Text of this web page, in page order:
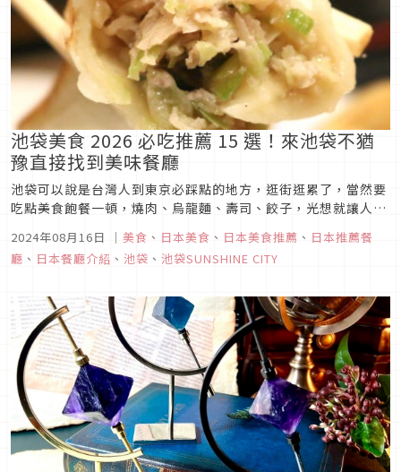
池袋美食 2026 必吃推薦 15 選！來池袋不猶
豫直接找到美味餐廳
池袋可以說是台灣人到東京必踩點的地方，逛街逛累了，當然要
吃點美食飽餐一頓，燒肉、烏龍麵、壽司、餃子，光想就讓人流
吧！
2024年08月16日 ｜ 美食 、 日本美食 、 日本美食推薦 、 日本推薦餐
廳 、 日本餐廳介紹 、 池袋 、 池袋SUNSHINE CITY